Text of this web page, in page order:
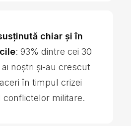
chiar și în
: 93% dintre cei 30
noștri și-au crescut
în timpul crizei
conflictelor militare.